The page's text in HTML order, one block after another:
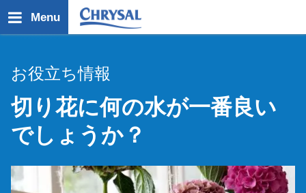
イ
Menu
お役立ち情報
切り花に何の水が一番良い
でしょうか？